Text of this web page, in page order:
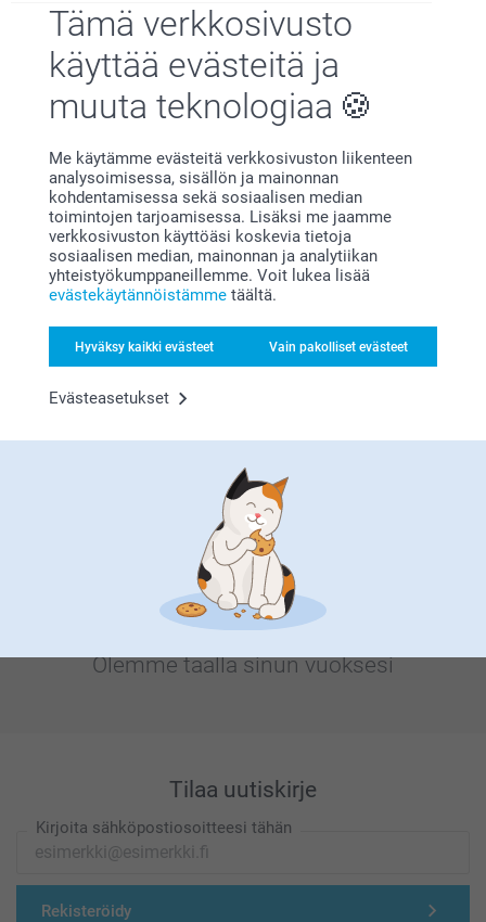
Tämä verkkosivusto
käyttää evästeitä ja
muuta teknologiaa
Me käytämme evästeitä verkkosivuston liikenteen
analysoimisessa, sisällön ja mainonnan
kohdentamisessa sekä sosiaalisen median
toimintojen tarjoamisessa. Lisäksi me jaamme
verkkosivuston käyttöäsi koskevia tietoja
sosiaalisen median, mainonnan ja analytiikan
yhteistyökumppaneillemme. Voit lukea lisää
evästekäytännöistämme täältä.
Hyväksy kaikki evästeet Vain pakolliset evästeet
Evästeasetukset
Tyytyväisyystakuu
Bonusta kaikista tilauksista
Etsitkö inspiraatiota?
Olemme täällä sinun vuoksesi
Tilaa uutiskirje
Kirjoita sähköpostiosoitteesi tähän
Rekisteröidy